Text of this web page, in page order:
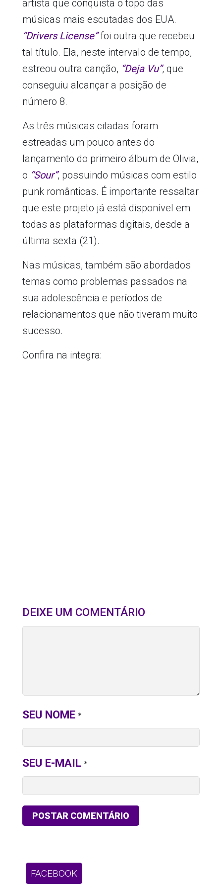
artista que conquista o topo das
músicas mais escutadas dos EUA.
“Drivers License”foi outra que recebeu
tal título. Ela, neste intervalo de tempo,
estreou outra canção, “Deja Vu”, que
conseguiu alcançar a posição de
número 8.
As três músicas citadas foram
estreadas um pouco antes do
lançamento do primeiro álbum de Olivia,
o “Sour”, possuindo músicas com estilo
punk românticas. É importante ressaltar
que este projeto já está disponível em
todas as plataformas digitais, desde a
última sexta (21).
Nas músicas, também são abordados
temas como problemas passados na
sua adolescência e períodos de
relacionamentos que não tiveram muito
sucesso.
Confira na integra:
DEIXE UM COMENTÁRIO
SEU NOME *
SEU E-MAIL *
FACEBOOK